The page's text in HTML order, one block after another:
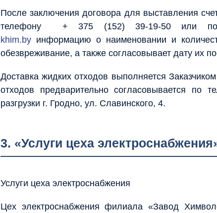
После заключения договора для выставления
телефону + 375 (152) 39-19-50 или по
khim.by информацию о наименовании и
обезвреживание, а также согласовывает дату их
Доставка жидких отходов выполняется
отходов предварительно согласовывается
разгрузки г. Гродно, ул. Славинского, 4.
3. «Услуги цеха
Услуги цеха электроснабжения
Цех электроснабжения филиала «Завод